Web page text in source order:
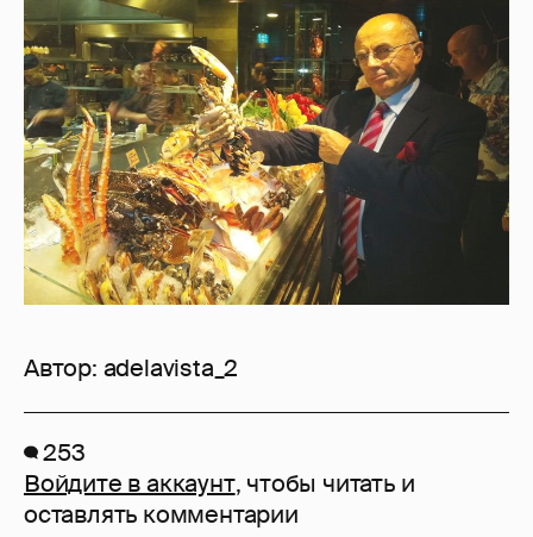
Автор: adelavista_2
253
Войдите в аккаунт, чтобы читать и
оставлять комментарии